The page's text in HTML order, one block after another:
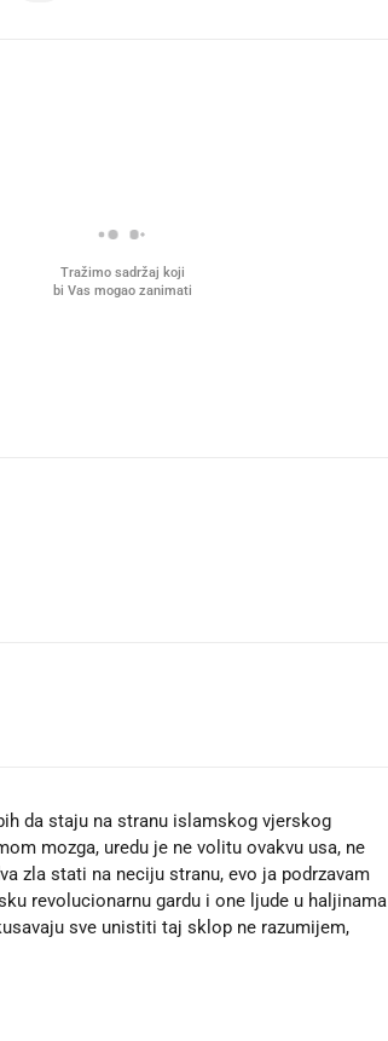
Tražimo sadržaj koji
bi Vas mogao zanimati
da staju na stranu islamskog vjerskog
mozga, uredu je ne volitu ovakvu usa, ne
zla stati na neciju stranu, evo ja podrzavam
revolucionarnu gardu i one ljude u haljinama
sve unistiti taj sklop ne razumijem,